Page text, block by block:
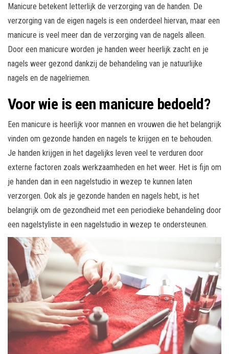
Manicure betekent letterlijk de verzorging van de handen. De
verzorging van de eigen nagels is een onderdeel hiervan, maar een
manicure is veel meer dan de verzorging van de nagels alleen.
Door een manicure worden je handen weer heerlijk zacht en je
nagels weer gezond dankzij de behandeling van je natuurlijke
nagels en de nagelriemen.
Voor wie is een manicure bedoeld?
Een manicure is heerlijk voor mannen en vrouwen die het belangrijk
vinden om gezonde handen en nagels te krijgen en te behouden.
Je handen krijgen in het dagelijks leven veel te verduren door
externe factoren zoals werkzaamheden en het weer. Het is fijn om
je handen dan in een nagelstudio in wezep te kunnen laten
verzorgen. Ook als je gezonde handen en nagels hebt, is het
belangrijk om de gezondheid met een periodieke behandeling door
een nagelstyliste in een nagelstudio in wezep te ondersteunen.